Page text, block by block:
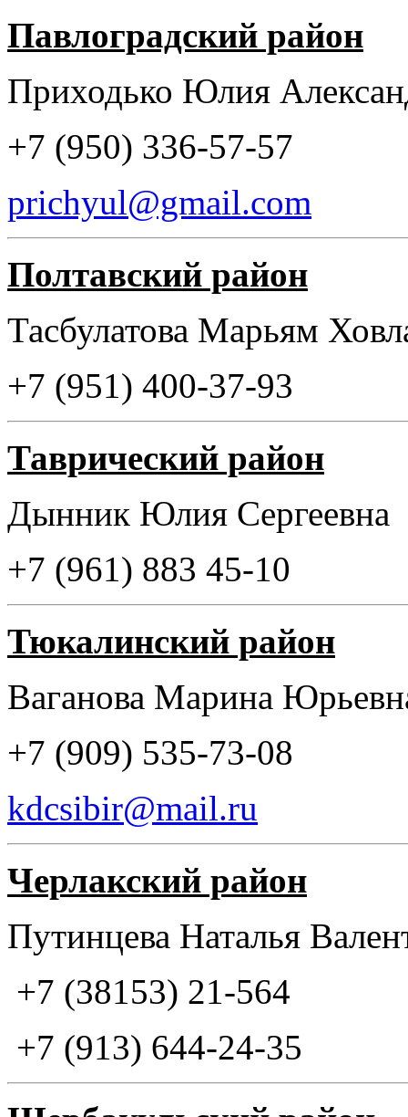
Павлоградский район
Приходько Юлия
+7 (950) 336-57-57
prichyul@gmail.com
Полтавский район
Тасбулатова Марьям
+7 (951) 400-37-93
Таврический район
Дынник Юлия
+7 (961) 883 45-10
Тюкалинский район
Ваганова Марина
+7 (909) 535-73-08
kdcsibir@mail.ru
Черлакский район
Путинцева Наталья
+7 (38153) 21-564
+7 (913) 644-24-35